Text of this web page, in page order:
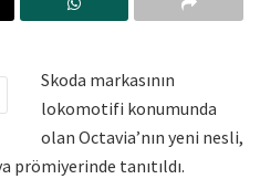
Skoda markasının
lokomotifi konumunda
olan Octavia’nın yeni nesli,
prömiyerinde tanıtıldı.